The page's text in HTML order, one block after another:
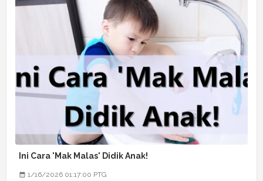
Ini Cara 'Mak Malas' Didik Anak!
1/16/2026 01:17:00 PTG